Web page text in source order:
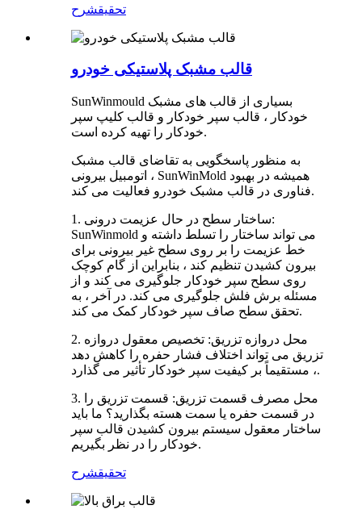
تحقیقشرح
قالب مشبک پلاستیکی خودرو
SunWinmould بسیاری از قالب های مشبک
خودکار ، قالب سپر خودکار و قالب کلیپ سپر
خودکار را تهیه کرده است.
به منظور پاسخگویی به تقاضای قالب مشبک
اتومبیل بیرونی ، SunWinMold همیشه در بهبود
فناوری در قالب مشبک خودرو فعالیت می کند.
1. ساختار سطح در حال عزیمت درونی:
SunWinmold می تواند ساختار را تسلط داشته و
خط عزیمت را بر روی سطح غیر بیرونی برای
بیرون کشیدن تنظیم کند ، بنابراین از گام کوچک
روی سطح سپر خودکار جلوگیری می کند و از
مسئله برش فلش جلوگیری می کند. در آخر ، به
تحقق سطح صاف سپر خودکار کمک می کند.
2. محل دروازه تزریق: تخصیص معقول دروازه
تزریق می تواند اختلاف فشار حفره را کاهش دهد
، مستقیماً بر کیفیت سپر خودکار تأثیر می گذارد.
3. محل مصرف قسمت تزریق: قسمت تزریق را
در قسمت حفره یا سمت هسته بگذارید؟ ما باید
ساختار معقول سیستم بیرون کشیدن قالب سپر
خودکار را در نظر بگیریم.
تحقیقشرح